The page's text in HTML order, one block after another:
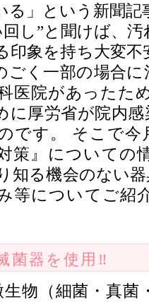
る」という新聞
回し”と聞けば、
印象を持ち大変
ごく一部の場合
医院があったた
に厚労省が院内
です。 そこで今
策』についての
知る機会のない
等についてご紹
菌器を使用‼︎
生物（細菌・真